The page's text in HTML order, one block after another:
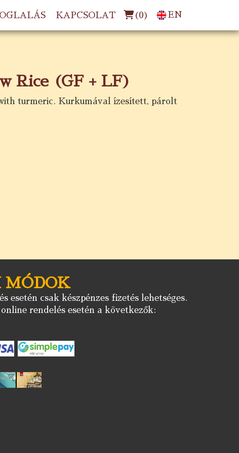
KAPCSOLAT (0) EN
Rice (GF + LF)
turmeric. Kurkumával ízesített, párolt
MÓDOK
esetén csak készpénzes fizetés lehetséges.
rendelés esetén a következők: